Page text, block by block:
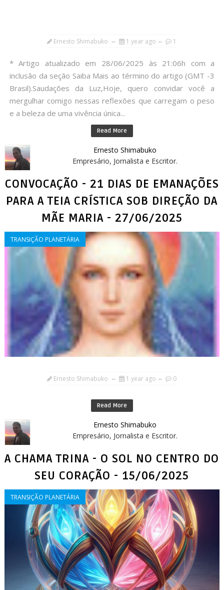
Ernesto Shimabuko 1 year ago 1
* Artigo atualizado em 28/06/2025 às 21:06h com a
inclusão da seção Saiba Mais ao término do artigo (GMT -3
Brasil).Saudações da Luz,Hoje, quero convidar você a
mergulhar comigo nessas reflexões que carregam o peso
e a beleza de uma vivência única...
Read More
Ernesto Shimabuko
Empresário, Jornalista e Escritor.
CONVOCAÇÃO - 21 DIAS DE EMANAÇÕES
PARA A TEIA CRÍSTICA SOB DIREÇÃO DA
MÃE MARIA - 27/06/2025
TRANSIÇÃO PLANETÁRIA
Ernesto Shimabuko 1 year ago 0
Read More
Ernesto Shimabuko
Empresário, Jornalista e Escritor.
A CHAMA TRINA - O SOL NO CENTRO DO
SEU CORAÇÃO - 15/06/2025
TRANSIÇÃO PLANETÁRIA